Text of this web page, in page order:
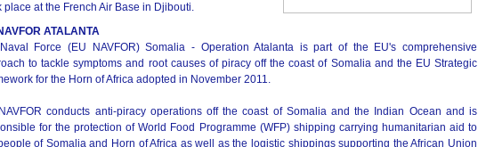
place at the French Air Base in Djibouti.
ATALANTA
Force (EU NAVFOR) Somalia - Operation Atalanta is part of the EU's comprehensive
to tackle symptoms and root causes of piracy off the coast of Somalia and the EU Strategic
for the Horn of Africa adopted in November 2011.
conducts anti-piracy operations off the coast of Somalia and the Indian Ocean and is
for the protection of World Food Programme (WFP) shipping carrying humanitarian aid to
of Somalia and Horn of Africa as well as the logistic shippings supporting the African Union